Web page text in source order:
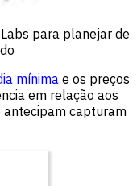
para planejar de
mínima e os preços
em relação aos
antecipam capturam